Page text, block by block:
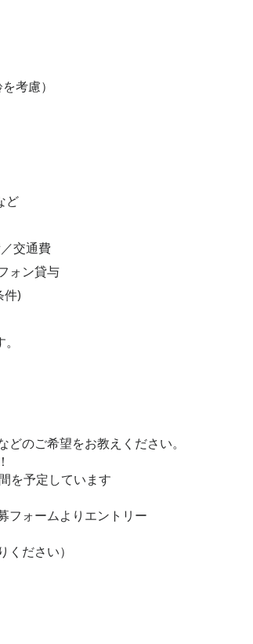
考慮）
ど
交通費
ォン貸与
)
のご希望をお教えください。
を予定しています
フォームよりエントリー
ださい）